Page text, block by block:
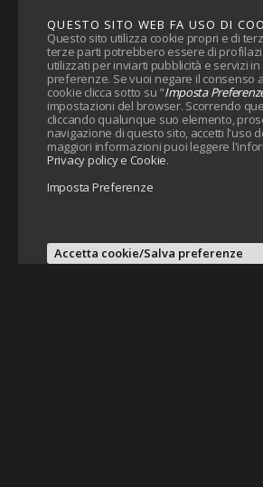
QUESTO SITO WEB FA USO DI
Questo sito utilizza cookie propri e di
terze parti potrebbero essere di
utilizzati per inviarti pubblicità e servizi
preferenze. Se vuoi negare il consenso
cookie clicca sotto su "Imposta
impostazioni del browser. Scorrendo
cliccando qualunque suo elemento,
navigazione di questo sito, accetti l'uso
maggiori informazioni puoi leggere
Privacy policy e Cookie.
Imposta Preferenze
Accetta cookie/Salva preferenze